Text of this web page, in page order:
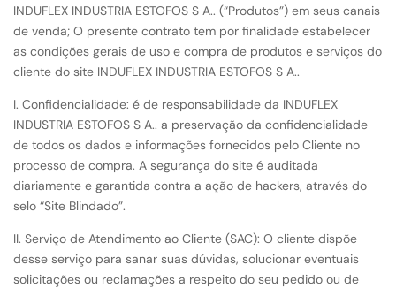
INDUFLEX INDUSTRIA ESTOFOS S A.. (“Produtos”) em seus canais
de venda; O presente contrato tem por finalidade estabelecer
as condições gerais de uso e compra de produtos e serviços do
cliente do site INDUFLEX INDUSTRIA ESTOFOS S A..
I. Confidencialidade: é de responsabilidade da INDUFLEX
INDUSTRIA ESTOFOS S A.. a preservação da confidencialidade
de todos os dados e informações fornecidos pelo Cliente no
processo de compra. A segurança do site é auditada
diariamente e garantida contra a ação de hackers, através do
selo “Site Blindado”.
II. Serviço de Atendimento ao Cliente (SAC): O cliente dispõe
desse serviço para sanar suas dúvidas, solucionar eventuais
solicitações ou reclamações a respeito do seu pedido ou de